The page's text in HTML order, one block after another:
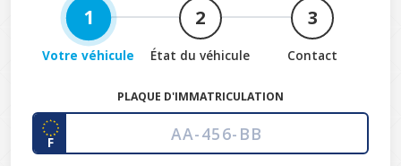
1
Votre véhicule
2
État du véhicule
3
Contact
PLAQUE D'IMMATRICULATION
F